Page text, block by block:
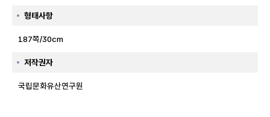
형태사항
187쪽/30cm
저작권자
국립문화유산연구원